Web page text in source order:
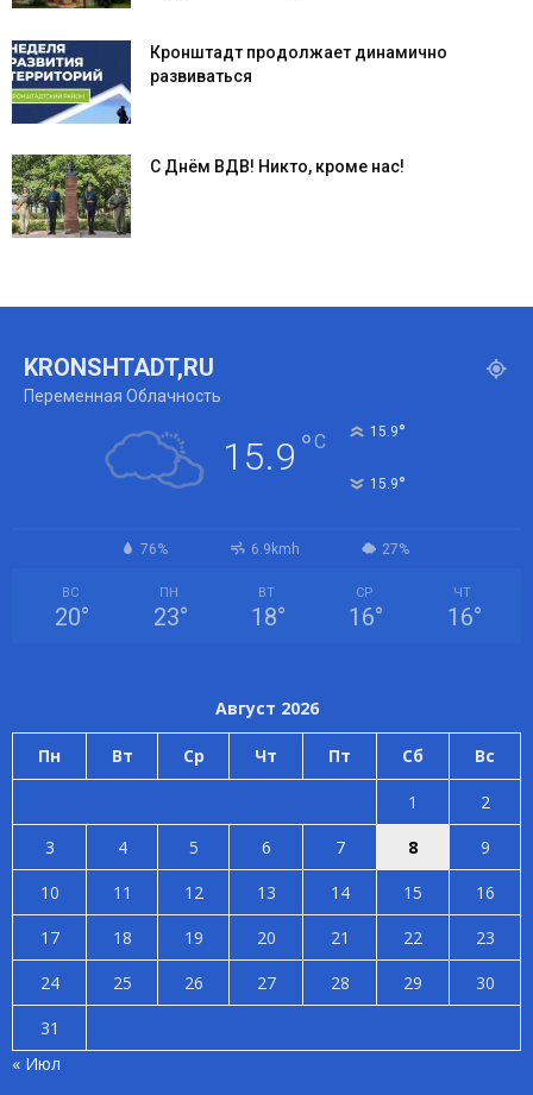
Кронштадт продолжает динамично
развиваться
С Днём ВДВ! Никто, кроме нас!
KRONSHTADT,RU
Переменная Облачность
15.9 °C 15.9°
15.9°
76% 6.9kmh 27%
ВС
20°
ПН
23°
ВТ
18°
СР
16°
ЧТ
16°
Август 2026
Пн Вт Ср Чт Пт Сб Вс
1
2
3
4 5 6 7 8
9
10
11 12 13 14 15
16
17
18 19 20 21 22
23
24
25 26 27 28 29
30
31
« Июл